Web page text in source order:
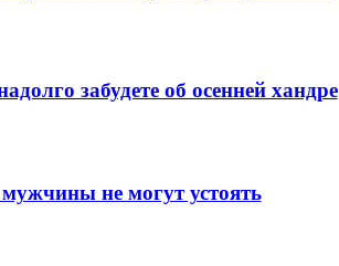
забудете об осенней хандре
не могут устоять